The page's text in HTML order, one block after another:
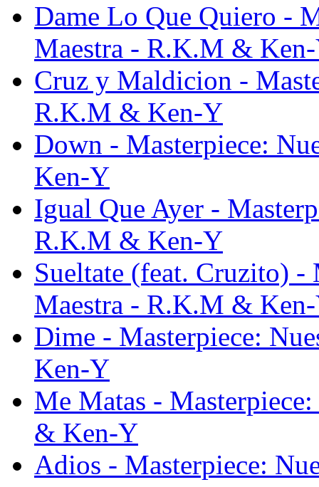
Dame Lo Que Quiero -
Maestra - R.K.M &
Cruz y Maldicion -
R.K.M & Ken-Y
Down - Masterpiece:
Ken-Y
Igual Que Ayer -
R.K.M & Ken-Y
Sueltate (feat. Cruzito) -
Maestra - R.K.M &
Dime - Masterpiece:
Ken-Y
Me Matas -
& Ken-Y
Adios - Masterpiece: